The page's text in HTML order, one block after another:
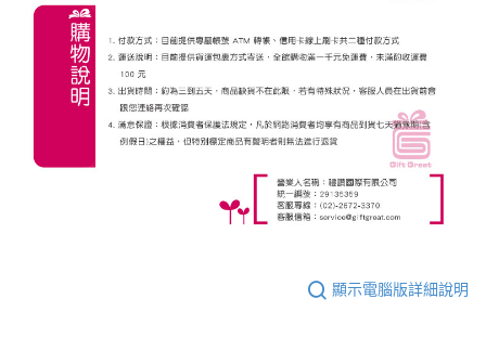
顯示電腦版詳細說明